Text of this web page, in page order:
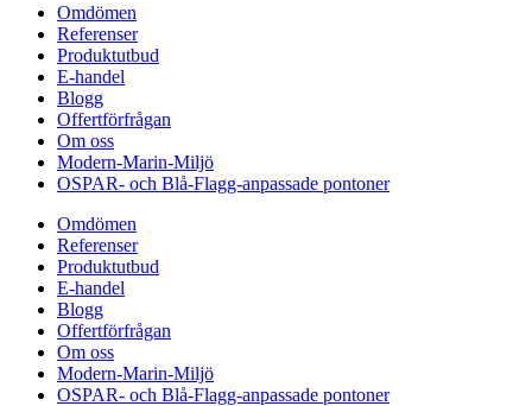
Omdömen
Referenser
Produktutbud
E-handel
Blogg
Offertförfrågan
Om oss
Modern-Marin-Miljö
OSPAR- och Blå-Flagg-anpassade pontoner
Omdömen
Referenser
Produktutbud
E-handel
Blogg
Offertförfrågan
Om oss
Modern-Marin-Miljö
OSPAR- och Blå-Flagg-anpassade pontoner